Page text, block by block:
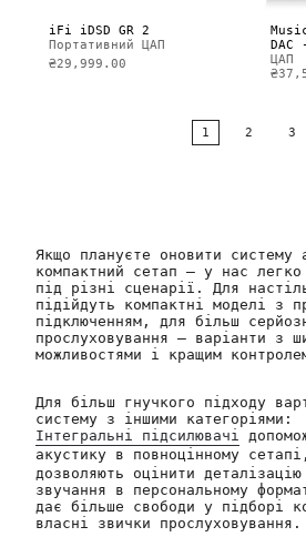
iFi iDSD GR 2
Портативний ЦАП
₴29,999.00
ЦАП
1 2 3
Якщо плануєте оновити систему
компактний сетап — у нас легко
під різні сценарії. Для
підійдуть компактні моделі з
підключенням, для більш
прослуховування — варіанти з
можливостями і кращим
Для більш гнучкого підходу
систему з іншими категоріями:
Інтегральні підсилювачі
акустику в повноцінному
дозволяють оцінити
звучання в персональному
дає більше свободи у підборі
власні звички прослуховування.